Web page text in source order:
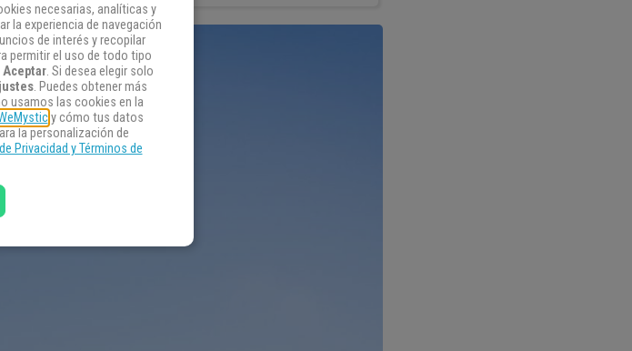
necesarias, analíticas y
la experiencia de navegación
de interés y recopilar
permitir el uso de todo tipo
Aceptar. Si desea elegir solo
. Puedes obtener más
usamos las cookies en la
y cómo tus datos
la personalización de
Privacidad y Términos de